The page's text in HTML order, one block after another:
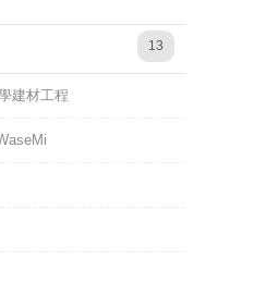
13
建材工程